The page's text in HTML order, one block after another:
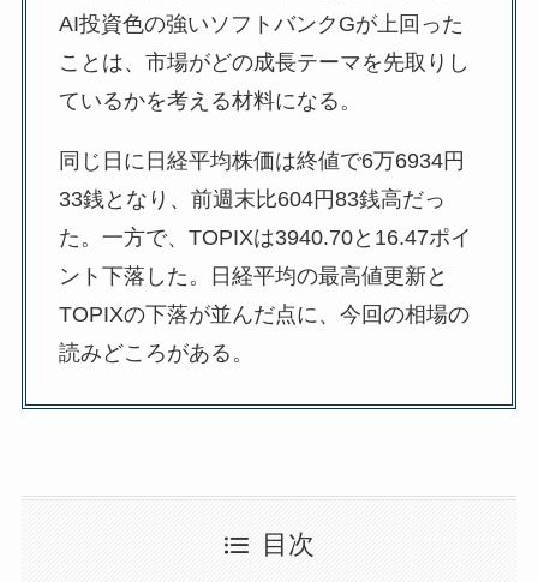
AI投資色の強いソフトバンクGが上回った
ことは、市場がどの成長テーマを先取りし
ているかを考える材料になる。
同じ日に日経平均株価は終値で6万6934円
33銭となり、前週末比604円83銭高だっ
た。一方で、TOPIXは3940.70と16.47ポイ
ント下落した。日経平均の最高値更新と
TOPIXの下落が並んだ点に、今回の相場の
読みどころがある。
目次